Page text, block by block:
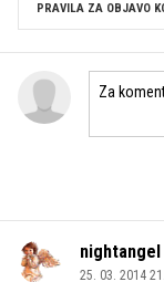
PRAVILA ZA OBJAVO
nightangel
25. 03. 2014